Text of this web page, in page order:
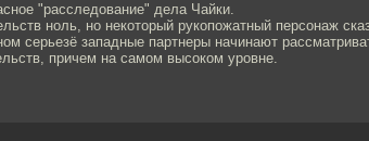
"расследование" дела Чайки.
ноль, но некоторый рукопожатный персонаж
серьезё западные партнеры начинают
причем на самом высоком уровне.